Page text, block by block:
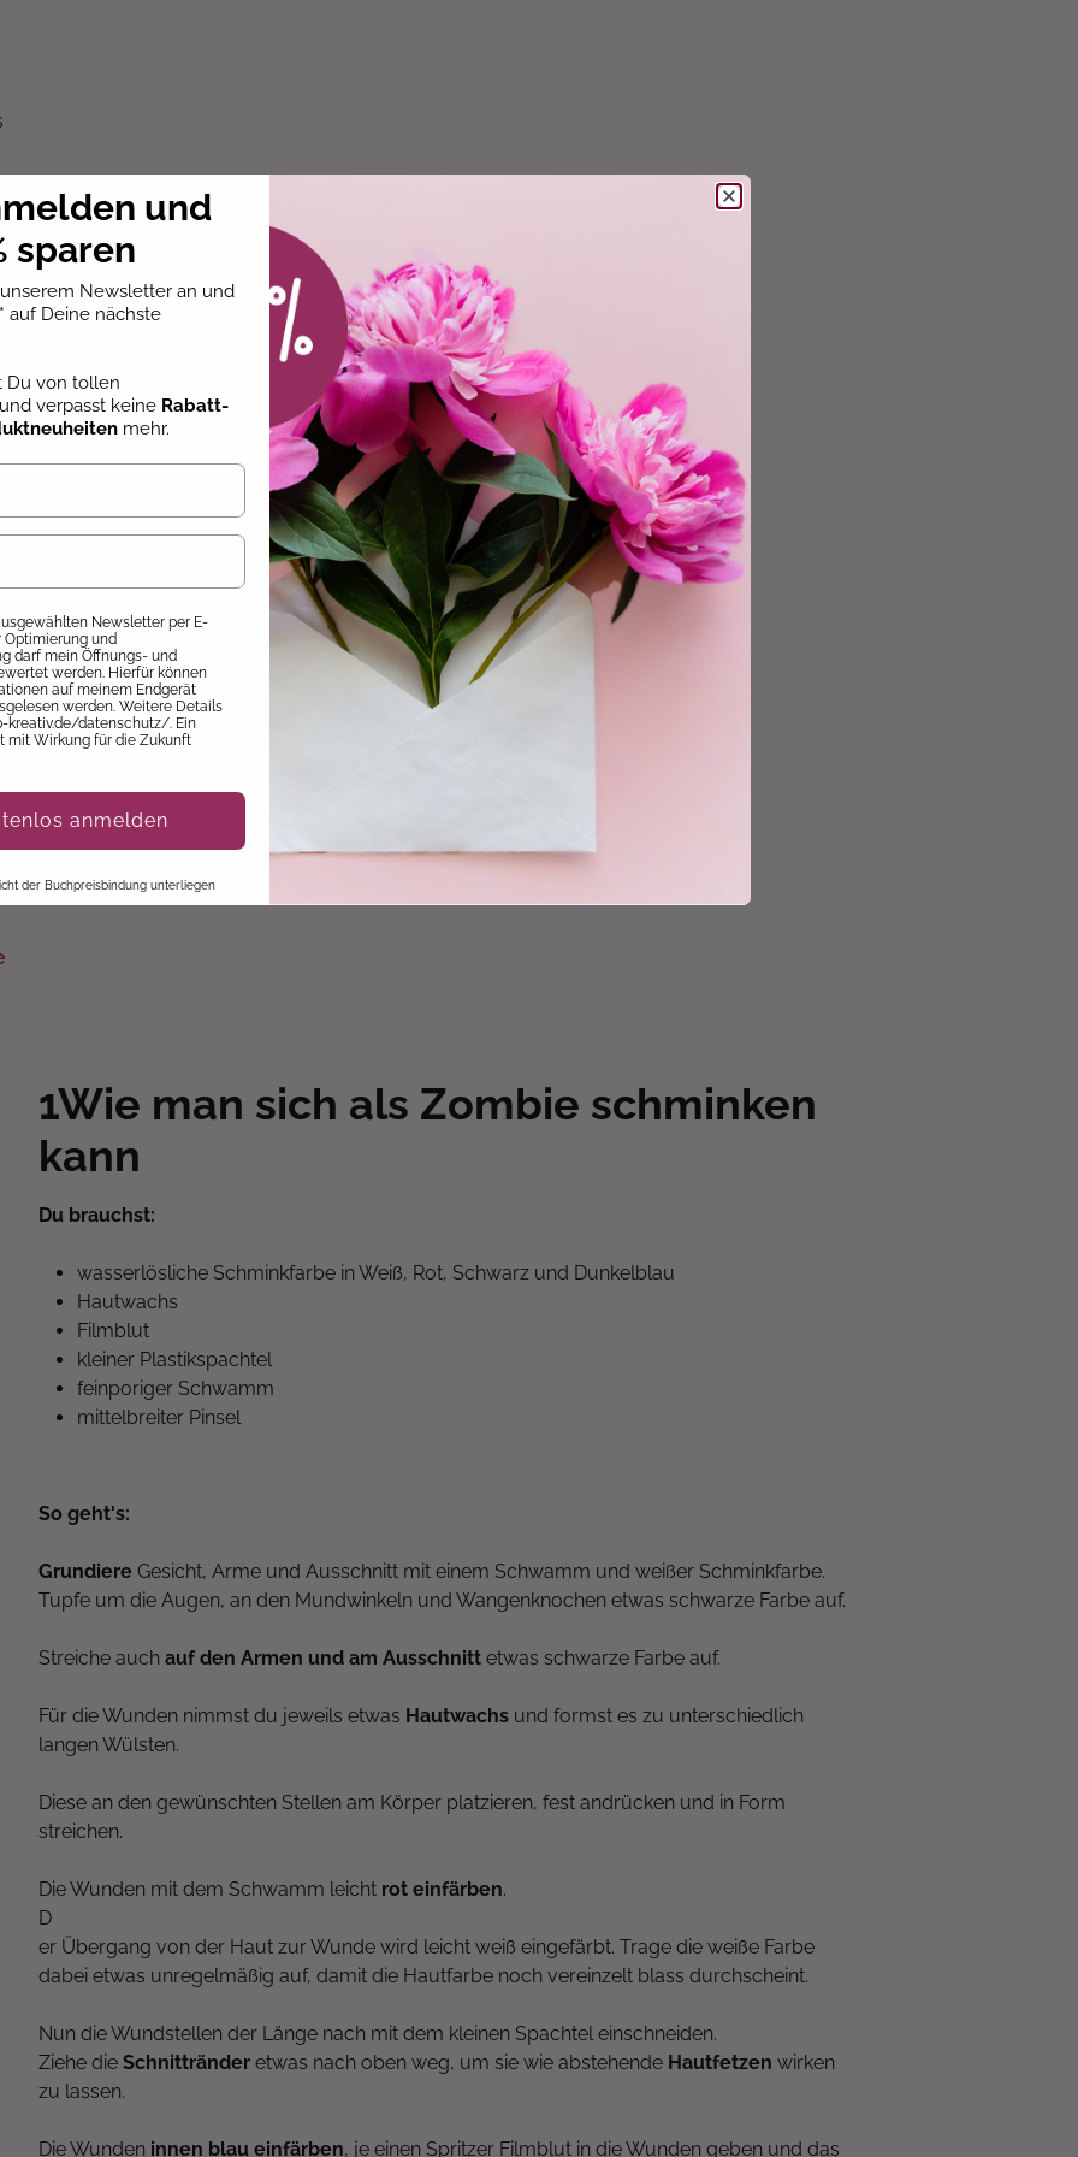
1Wie man sich als Zombie schminken
kann
Du brauchst:
wasserlösliche Schminkfarbe in Weiß, Rot, Schwarz und Dunkelblau
Hautwachs
Filmblut
kleiner Plastikspachtel
feinporiger Schwamm
mittelbreiter Pinsel
So geht's:
GrundiereGesicht, Arme und Ausschnitt mit einem Schwamm und weißer Schminkfarbe.
Tupfe um die Augen, an den Mundwinkeln und Wangenknochen etwas schwarze Farbe auf.
Streiche auchauf den Armen und am Ausschnitt etwas schwarze Farbe auf.
Für die Wunden nimmst du jeweils etwas Hautwachs und formst es zu unterschiedlich
langen Wülsten.
Diese an den gewünschten Stellen am Körper platzieren, fest andrücken und in Form
streichen.
Die Wunden mit dem Schwamm leicht rot einfärben.
D
er Übergang von der Haut zur Wunde wird leicht weiß eingefärbt. Trage die weiße Farbe
dabei etwas unregelmäßig auf, damit die Hautfarbe noch vereinzelt blass durchscheint.
Nun die Wundstellen der Länge nach mit dem kleinen Spachtel einschneiden.
Ziehe dieSchnittränderetwas nach oben weg, um sie wie abstehende Hautfetzenwirken
zu lassen.
Die Wunden innen blau einfärben, je einen Spritzer Filmblut in die Wunden geben und das
und
sparen
Newsletter an und
* auf Deine nächste
Du von tollen
und verpasst keine Rabatt-
mehr.
Newsletter per E-
Optimierung und
darf mein Öffnungs- und
werden. Hierfür können
auf meinem Endgerät
werden. Weitere Details
kreativ.de/datenschutz/. Ein
mit Wirkung für die Zukunft
anmelden
der Buchpreisbindung unterliegen